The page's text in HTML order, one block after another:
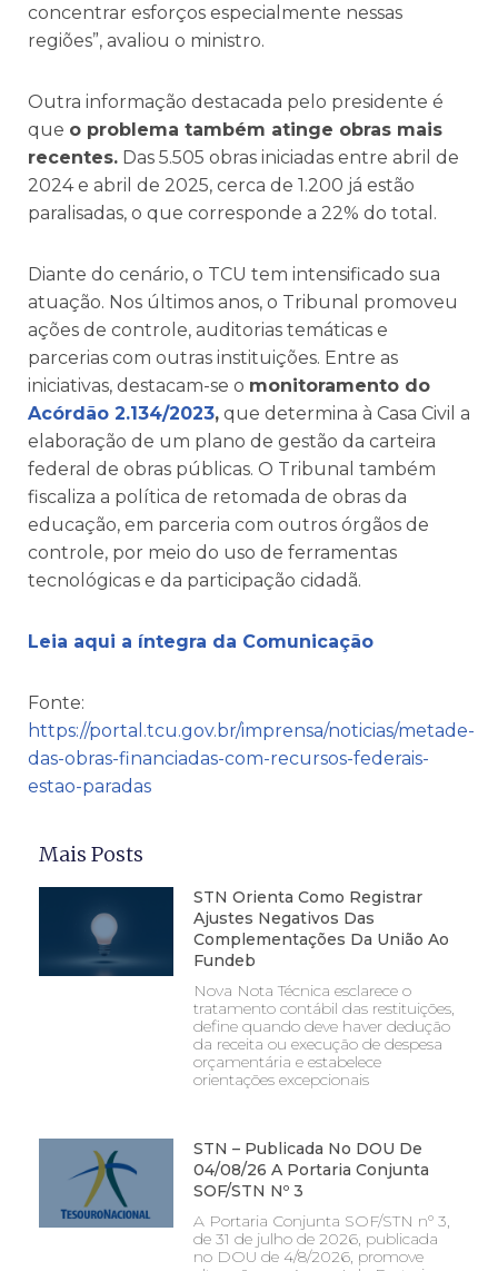
concentrar esforços especialmente nessas
regiões”, avaliou o ministro.
Outra informação destacada pelo presidente é
que o problema também atinge obras mais
recentes. Das 5.505 obras iniciadas entre abril de
2024 e abril de 2025, cerca de 1.200 já estão
paralisadas, o que corresponde a 22% do total.
Diante do cenário, o TCU tem intensificado sua
atuação. Nos últimos anos, o Tribunal promoveu
ações de controle, auditorias temáticas e
parcerias com outras instituições. Entre as
iniciativas, destacam-se o monitoramento do
Acórdão 2.134/2023, que determina à Casa Civil a
elaboração de um plano de gestão da carteira
federal de obras públicas. O Tribunal também
fiscaliza a política de retomada de obras da
educação, em parceria com outros órgãos de
controle, por meio do uso de ferramentas
tecnológicas e da participação cidadã.
Leia aqui a íntegra da Comunicação
Fonte:
https://portal.tcu.gov.br/imprensa/noticias/metade-
das-obras-financiadas-com-recursos-federais-
estao-paradas
Mais Posts
STN Orienta Como Registrar
Ajustes Negativos Das
Complementações Da União Ao
Fundeb
Nova Nota Técnica esclarece o
tratamento contábil das restituições,
define quando deve haver dedução
da receita ou execução de despesa
orçamentária e estabelece
orientações excepcionais
STN – Publicada No DOU De
04/08/26 A Portaria Conjunta
SOF/STN Nº 3
A Portaria Conjunta SOF/STN nº 3,
de 31 de julho de 2026, publicada
no DOU de 4/8/2026, promove